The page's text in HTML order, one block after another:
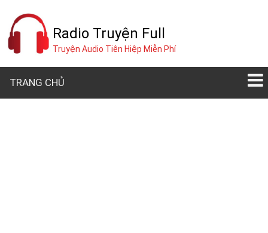
Radio Truyện Full
Truyện Audio Tiên Hiệp Miễn Phí
TRANG CHỦ